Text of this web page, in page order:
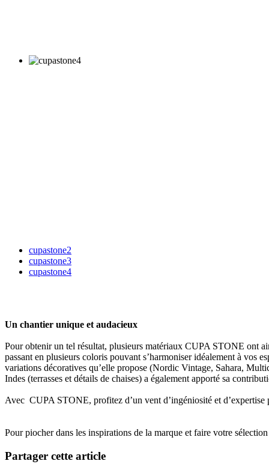
cupastone2
cupastone3
cupastone4
Un chantier unique et audacieux
Pour obtenir un tel résultat, plusieurs matériaux CUPA STONE ont
passant en plusieurs coloris pouvant s’harmoniser idéalement à vos
variations décoratives qu’elle propose (Nordic Vintage, Sahara,
Indes (terrasses et détails de chaises) a également apporté sa
Avec CUPA STONE, profitez d’un vent d’ingéniosité et d’expertise
Pour piocher dans les inspirations de la marque et faire votre
Partager cette article